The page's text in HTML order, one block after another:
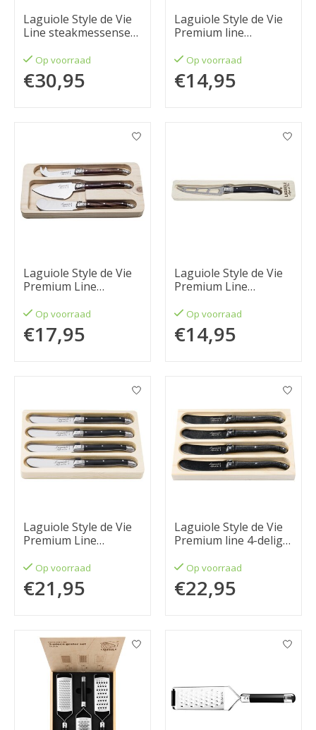
Laguiole Style de Vie
Line steakmessenset
Op voorraad
€30,95
Laguiole Style de Vie
Premium line
Op voorraad
€14,95
Laguiole Style de Vie
Premium Line
delig darkwood
Op voorraad
€17,95
Laguiole Style de Vie
Premium Line
Op voorraad
€14,95
Laguiole Style de Vie
Premium Line
delig zwart
Op voorraad
€21,95
Laguiole Style de Vie
Premium line 4-delig
Op voorraad
€22,95